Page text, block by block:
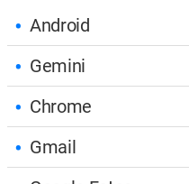
Android
Gemini
Chrome
Gmail